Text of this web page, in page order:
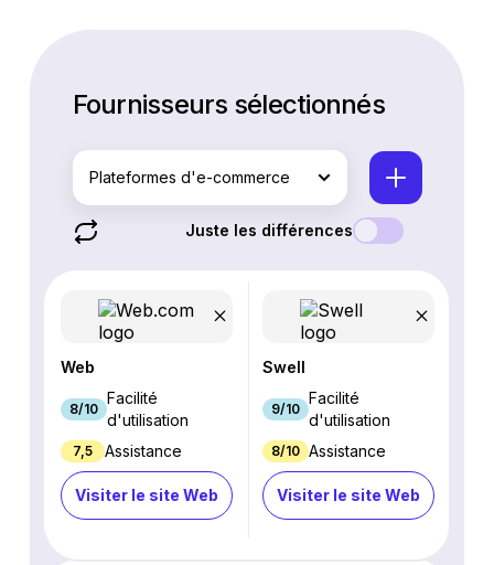
Fournisseurs sélectionnés
Plateformes d'e-commerce
Juste les différences
Web
8/10
Facilité
d'utilisation
7,5 Assistance
Visiter le site Web
Swell
9/10
Facilité
d'utilisation
8/10 Assistance
Visiter le site Web